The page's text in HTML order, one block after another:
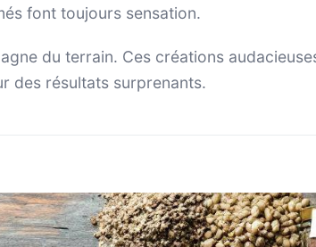
font toujours sensation.
du terrain. Ces créations
des résultats surprenants.